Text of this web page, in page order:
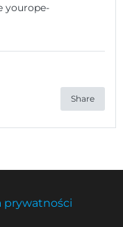
yourope-
Share
prywatności